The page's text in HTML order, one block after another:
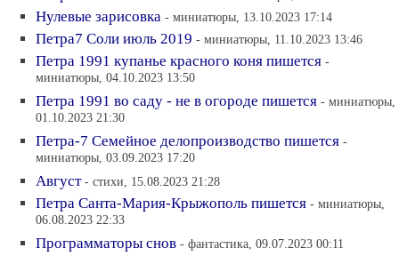
Нулевые зарисовка - миниатюры, 13.10.2023 17:14
Петра7 Соли июль 2019 - миниатюры, 11.10.2023 13:46
Петра 1991 купанье красного коня пишется -
миниатюры, 04.10.2023 13:50
Петра 1991 во саду - не в огороде пишется - миниатюры,
01.10.2023 21:30
Петра-7 Семейное делопроизводство пишется -
миниатюры, 03.09.2023 17:20
Август - стихи, 15.08.2023 21:28
Петра Санта-Мария-Крыжополь пишется - миниатюры,
06.08.2023 22:33
Программаторы снов - фантастика, 09.07.2023 00:11